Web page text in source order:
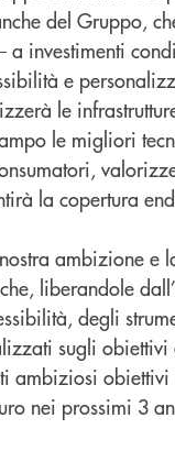
del Gruppo,
investimenti
e
le
le migliori
la copertura
ambizione e
liberandole
degli
sugli
ambiziosi
nei prossimi 3